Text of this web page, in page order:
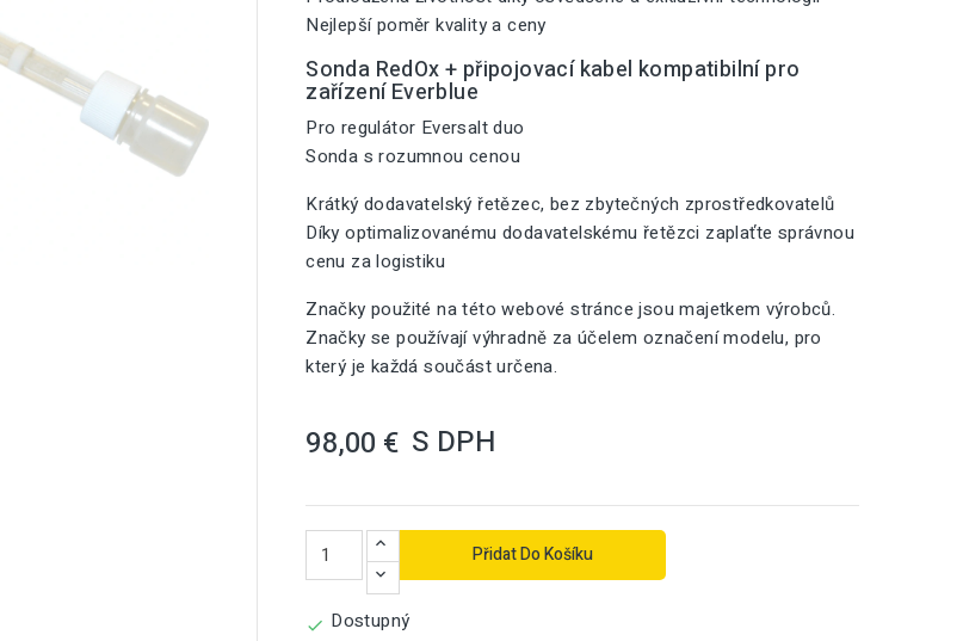
Nejlepší poměr kvality a ceny
Sonda RedOx + připojovací kabel kompatibilní pro
zařízení Everblue
Pro regulátor Eversalt duo
Sonda s rozumnou cenou
Krátký dodavatelský řetězec, bez zbytečných zprostředkovatelů
Díky optimalizovanému dodavatelskému řetězci zaplaťte správnou
cenu za logistiku
Značky použité na této webové stránce jsou majetkem výrobců.
Značky se používají výhradně za účelem označení modelu, pro
který je každá součást určena.
98,00 € S DPH
Přidat Do Košíku
 Dostupný